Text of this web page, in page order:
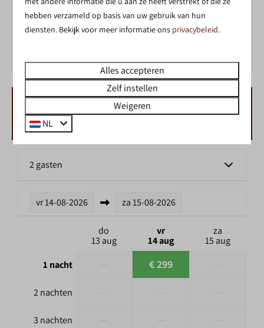
ZWEMMEN IN HET BINNENZWEMBAD
BESCHIKBAARHEID EN PRIJS
2 gasten
vr14-08-2026 za15-08-2026
do
13 aug
vr
14 aug
za
15 aug
1 nacht
€ 299
2 nachten
3 nachten
hebben verzameld op basis van uw gebruik van hun
diensten. Bekijk voor meer informatie ons privacybeleid.
Alles accepteren
Zelf instellen
Weigeren
NL